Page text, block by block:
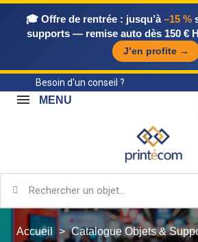
🎓 Offre de rentrée : jusqu’à–15 %
supports — remise auto dès 150 €
J’en profite →
Besoin d'un conseil ?
MENU
Accueil Catalogue Objets &